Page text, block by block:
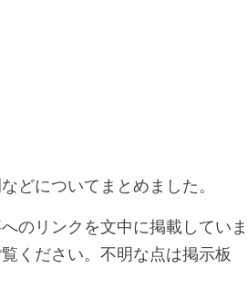
どについてまとめました。
のリンクを文中に掲載していま
ください。不明な点は掲示板